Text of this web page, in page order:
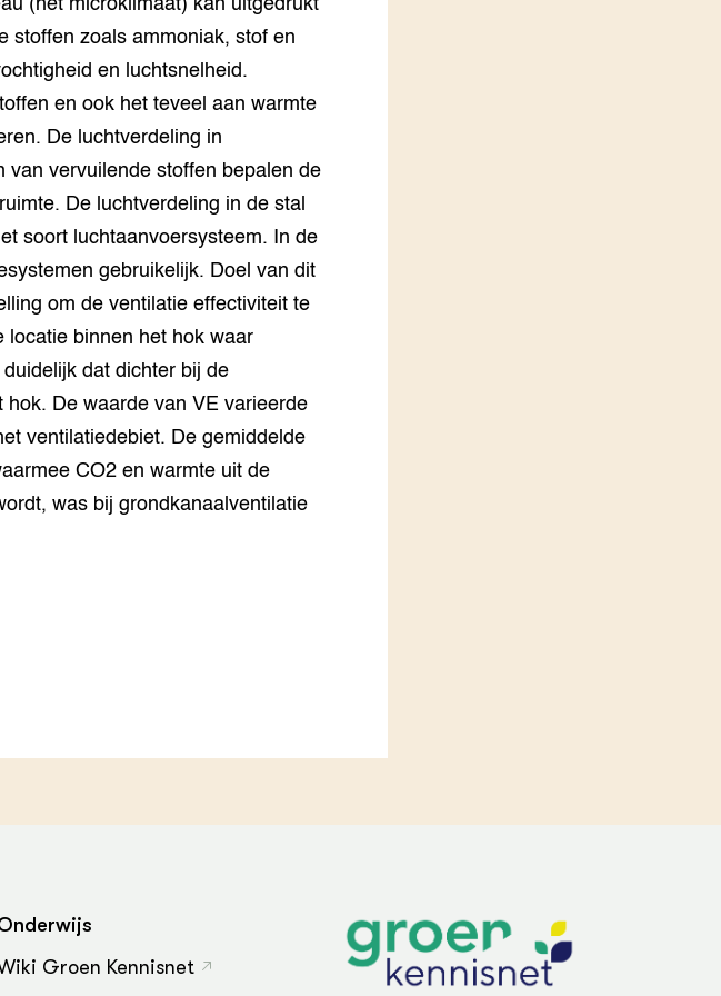
(het microklimaat) kan uitgedrukt
stoffen zoals ammoniak, stof en
en luchtsnelheid.
en ook het teveel aan warmte
De luchtverdeling in
van vervuilende stoffen bepalen de
De luchtverdeling in de stal
soort luchtaanvoersysteem. In de
gebruikelijk. Doel van dit
om de ventilatie effectiviteit te
locatie binnen het hok waar
dat dichter bij de
De waarde van VE varieerde
ventilatiedebiet. De gemiddelde
CO2 en warmte uit de
was bij grondkanaalventilatie
Groen Kennisnet